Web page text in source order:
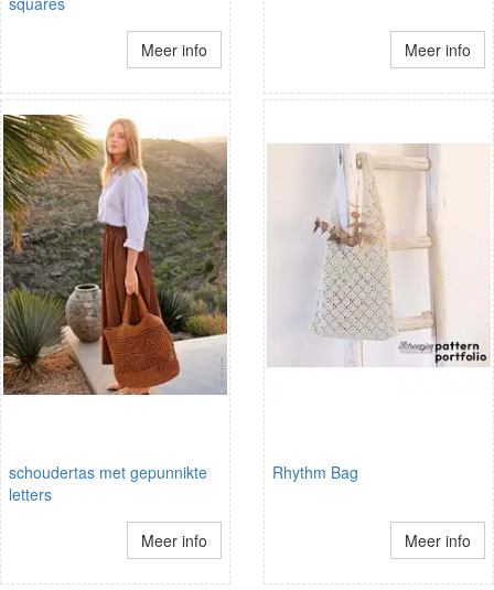
Meer info Meer info
schoudertas met gepunnikte
letters
Meer info
Rhythm Bag
Meer info